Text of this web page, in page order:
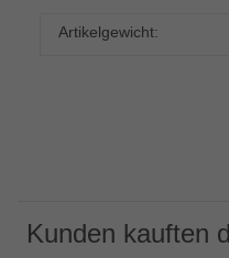
Artikelgewicht:
Kunden kauften